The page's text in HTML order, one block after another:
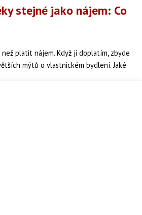
stejné jako nájem: Co
platit nájem. Když ji doplatím, zbyde
mýtů o vlastnickém bydlení. Jaké